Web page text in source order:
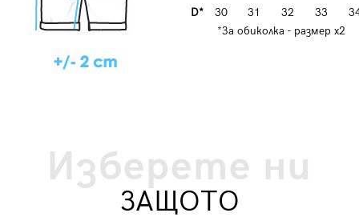
D*
30 31 32 33
*За обиколка - размер х2
Изберете ни
ЗАЩОТО